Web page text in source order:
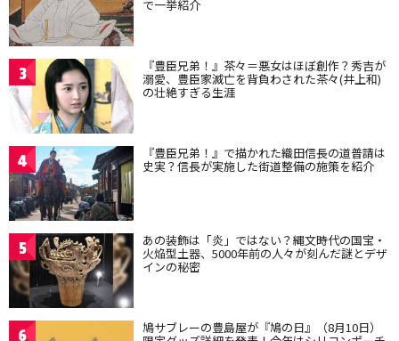
で一挙紹介
3 『豊臣兄弟！』茶々＝悪女はほぼ創作？秀吉が
溺愛、豊臣家滅亡を背負わされた茶々(井上和)
の壮絶すぎる生涯
4 『豊臣兄弟！』で描かれた織田信長の道普請は
史実？信長が実施した街道整備の施策を紹介
5 あの装飾は「炎」ではない？縄文時代の国宝・
火焔型土器、5000年前の人々が刻んだ謎とデザ
インの秘密
6 鳩サブレーの豊島屋が『鳩の日』（8月10日）